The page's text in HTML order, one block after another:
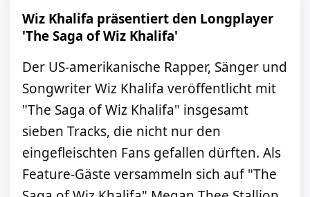
Wiz Khalifa präsentiert den Longplayer
'The Saga of Wiz Khalifa'
Der US-amerikanische Rapper, Sänger und
Songwriter Wiz Khalifa veröffentlicht mit
"The Saga of Wiz Khalifa" insgesamt
sieben Tracks, die nicht nur den
eingefleischten Fans gefallen dürften. Als
Feature-Gäste versammeln sich auf "The